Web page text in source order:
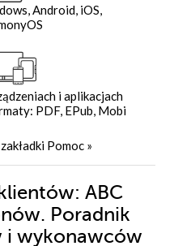
Android, iOS,
i aplikacjach
PDF, EPub, Mobi
Pomoc »
ABC
Poradnik
i wykonawców